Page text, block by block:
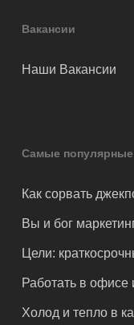
Вакансии
Наши Вакансии
Самые популярные
Как сорвать
Вы и бог
Цели:
Работать в офисе
Холод и тепло в